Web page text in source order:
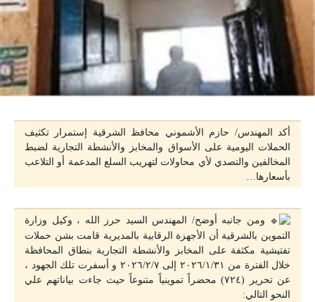
أكد المهندس/ حازم الأشموني محافظ الشرقية إستمرار تكثيف
الحملات اليومية على الأسواق والمخابز والأنشطة التجارية لضبط
المخالفين والتصدي لأي محاولات لتهريب السلع المدعمة أو التلاعب
بأسعارها…
ومن جانبه أوضح/ المهندس السيد حرز الله ، وكيل وزارة
التموين بالشرقية أن الأجهزة الرقابية بالمديرية قامت بشن حملات
تفتيشية مكثفة على المخابز والأنشطة التجارية بنطاق المحافظة
خلال الفترة من ٢٠٢٦/١/٣١ إلى ٢٠٢٦/٢/٧ و أسفرت تلك الجهود ،
عن تحرير (٧٢٤) محضراً تموينياً متنوعاً حيث جاءت بياناتهم علي
النحو التالي: